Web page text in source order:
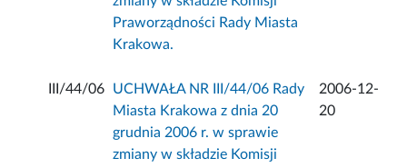
Praworządności Rady Miasta
Krakowa.
III/44/06
UCHWAŁA NR III/44/06 Rady
Miasta Krakowa z dnia 20
grudnia 2006 r. w sprawie
zmiany w składzie Komisji
2006-12-
20